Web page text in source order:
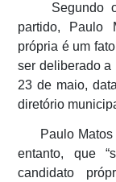
Segundo o
partido, Paulo
própria é um
ser deliberado a
23 de maio,
diretório
Paulo Matos
entanto, que
candidato